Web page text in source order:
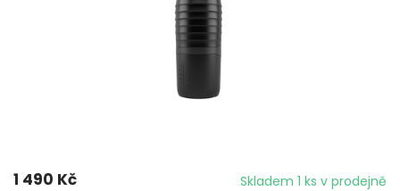
1 490 Kč Skladem 1 ks v prodejně